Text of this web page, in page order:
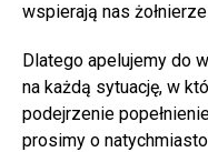
wspierają nas
Dlatego apelujemy do
na każdą sytuację, w
podejrzenie
prosimy o